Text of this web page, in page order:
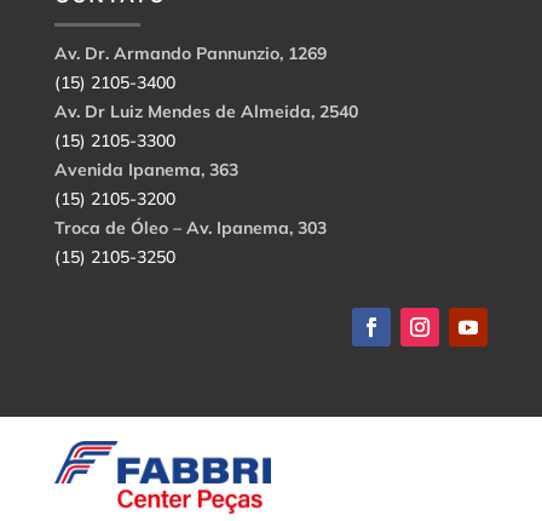
Av. Dr. Armando Pannunzio, 1269
(15) 2105-3400
Av. Dr Luiz Mendes de Almeida, 2540
(15) 2105-3300
Avenida Ipanema, 363
(15) 2105-3200
Troca de Óleo – Av. Ipanema, 303
(15) 2105-3250